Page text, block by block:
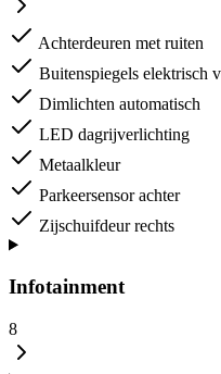
Achterdeuren met ruiten
Buitenspiegels elektrisch
Dimlichten automatisch
LED dagrijverlichting
Metaalkleur
Parkeersensor achter
Zijschuifdeur rechts
Infotainment
8